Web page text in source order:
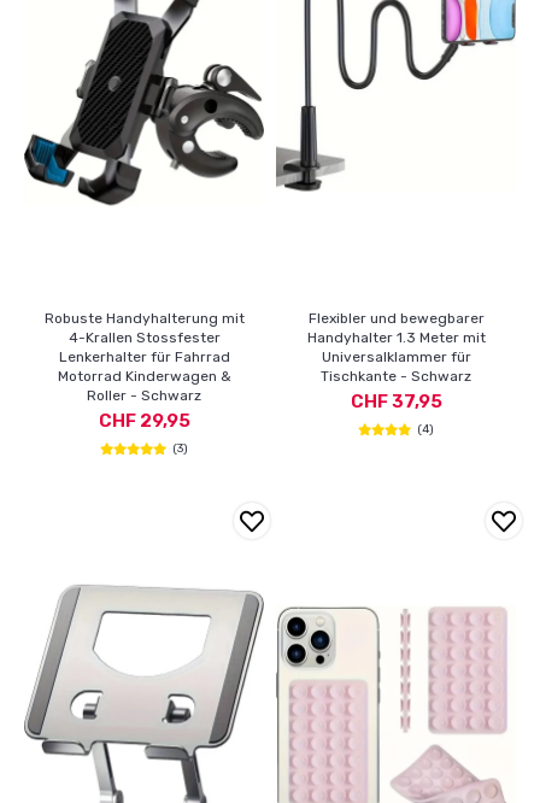
Robuste Handyhalterung mit
4-Krallen Stossfester
Lenkerhalter für Fahrrad
Motorrad Kinderwagen &
Roller - Schwarz
CHF 29,95
(3)
Flexibler und bewegbarer
Handyhalter 1.3 Meter mit
Universalklammer für
Tischkante - Schwarz
CHF 37,95
(4)